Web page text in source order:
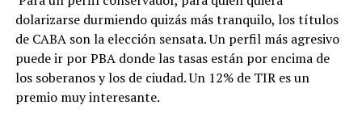
dolarizarse durmiendo quizás más tranquilo, los títulos
de CABA son la elección sensata. Un perfil más agresivo
puede ir por PBA donde las tasas están por encima de
los soberanos y los de ciudad. Un 12% de TIR es un
premio muy interesante.